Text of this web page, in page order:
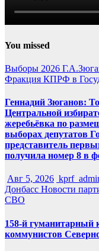
You missed
Выборы 2026
Фракция КПРФ в
Геннадий Зюганов:
Центральной
жеребьёвка по
выборах депутатов
представитель
получила номер 8 в
Авг 5, 2026
Донбасс Новости
СВО
158-й гуманитарный
коммунистов